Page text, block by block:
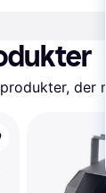
der